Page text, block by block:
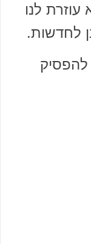
לנו
לחדשות.